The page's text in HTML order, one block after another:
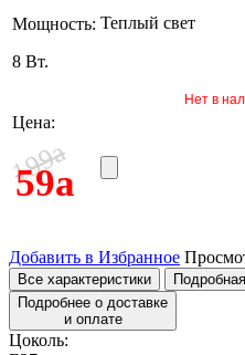
Мощность:
8 Вт.
Теплый свет
Цена:
199
a
59a
Нет в
Добавить в Избранное
Все характеристики
Подробнее о доставке
и оплате
Цоколь: